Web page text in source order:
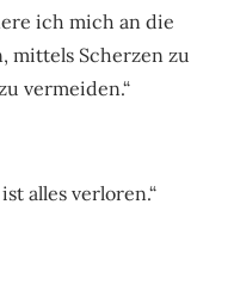
ich mich an die
mittels Scherzen zu
vermeiden.“
alles verloren.“